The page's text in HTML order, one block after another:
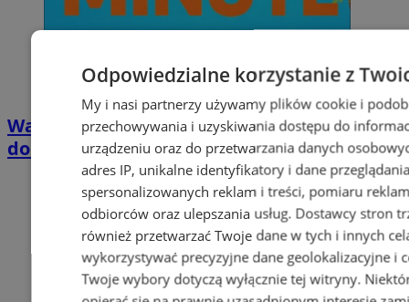
Wakacyjny wypoczynek nad Bałtykiem w
domkach Szmaragdowe Morze
Odpowiedzialne korzystanie z
My i nasi partnerzy używamy plików cookie i
przechowywania i uzyskiwania dostępu do
urządzeniu oraz do przetwarzania danych
adres IP, unikalne identyfikatory i dane
spersonalizowanych reklam i treści, pomiaru
odbiorców oraz ulepszania usług. Dostawcy stron
również przetwarzać Twoje dane w tych i innych
wykorzystywać precyzyjne dane geolokalizacyjne i
Twoje wybory dotyczą wyłącznie tej witryny.